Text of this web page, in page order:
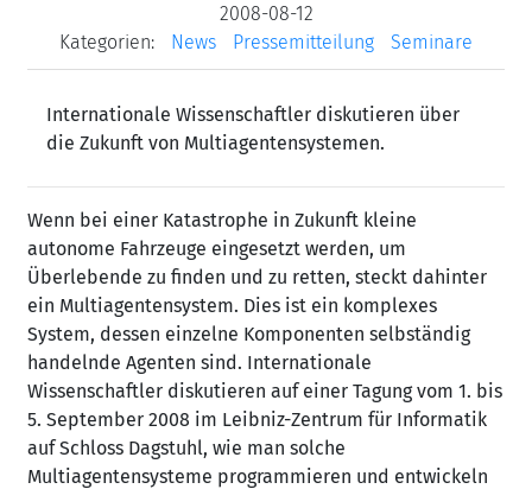
2008-08-12
Kategorien:
News Pressemitteilung Seminare
Internationale Wissenschaftler diskutieren über
die Zukunft von Multiagentensystemen.
Wenn bei einer Katastrophe in Zukunft kleine
autonome Fahrzeuge eingesetzt werden, um
Überlebende zu finden und zu retten, steckt dahinter
ein Multiagentensystem. Dies ist ein komplexes
System, dessen einzelne Komponenten selbständig
handelnde Agenten sind. Internationale
Wissenschaftler diskutieren auf einer Tagung vom 1. bis
5. September 2008 im Leibniz-Zentrum für Informatik
auf Schloss Dagstuhl, wie man solche
Multiagentensysteme programmieren und entwickeln